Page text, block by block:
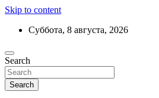
Skip to content
Суббота, 8 августа, 2026
Актуальные новости
Краснодарского края
Ежедневный дайджест событий
Search
Search